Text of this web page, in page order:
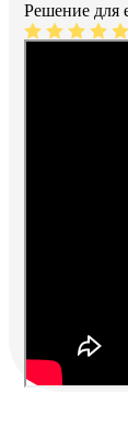
Решение для